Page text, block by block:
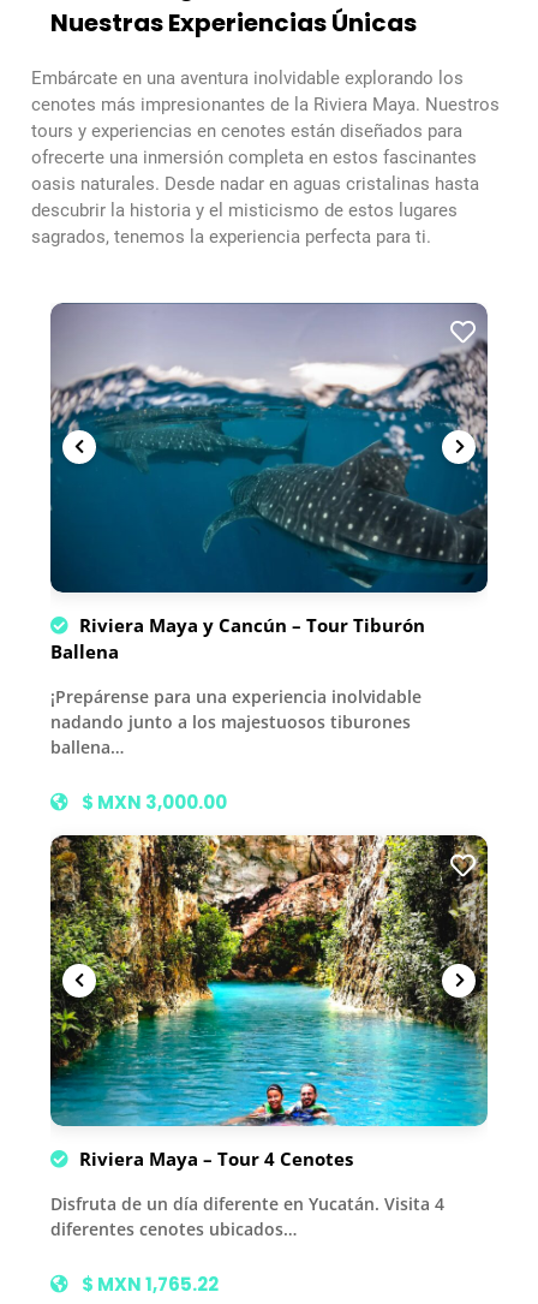
Nuestras Experiencias Únicas
Embárcate en una aventura inolvidable explorando los
cenotes más impresionantes de la Riviera Maya. Nuestros
tours y experiencias en cenotes están diseñados para
ofrecerte una inmersión completa en estos fascinantes
oasis naturales. Desde nadar en aguas cristalinas hasta
descubrir la historia y el misticismo de estos lugares
sagrados, tenemos la experiencia perfecta para ti.
Riviera Maya y Cancún – Tour Tiburón
Ballena
¡Prepárense para una experiencia inolvidable
nadando junto a los majestuosos tiburones
ballena…
$ MXN 3,000.00
Riviera Maya – Tour 4 Cenotes
Disfruta de un día diferente en Yucatán. Visita 4
diferentes cenotes ubicados…
$ MXN 1,765.22